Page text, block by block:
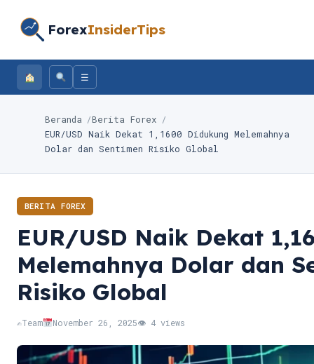
ForexInsiderTips
☰
Beranda
Berita Forex
EUR/USD Naik Dekat 1,1600 Didukung Melemahnya
Dolar dan Sentimen Risiko Global
BERITA FOREX
EUR/USD Naik Dekat
Melemahnya Dolar dan
Risiko Global
✍️Team November 26, 2025👁 4 views